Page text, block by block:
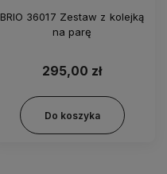
BRIO 36017 Zestaw z kolejką
na parę
295,00 zł
Do koszyka